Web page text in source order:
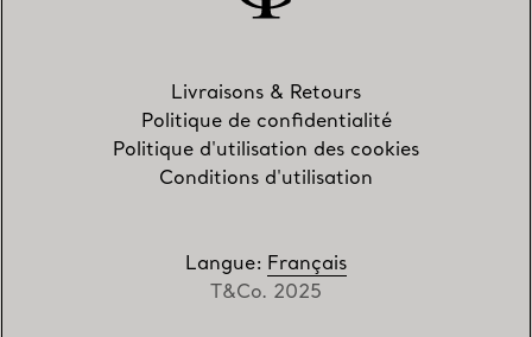
Livraisons & Retours
Politique de confidentialité
Politique d'utilisation des cookies
Conditions d'utilisation
Langue: Français
T&Co. 2025